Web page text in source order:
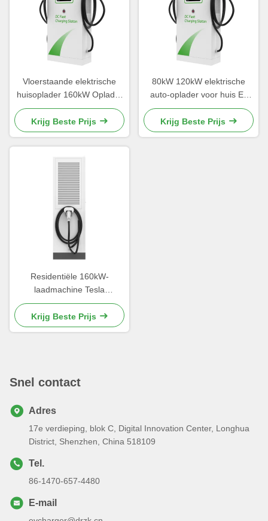
Vloerstaande elektrische
huisoplader 160kW Oplader
Precision Welding
Krijg Beste Prijs
80kW 120kW elektrische
auto-oplader voor huis Ev
Box oplaadstation
Krijg Beste Prijs
Residentiële 160kW-
laadmachine Tesla
Autolaadstations stofdicht
Krijg Beste Prijs
Snel contact
Adres
17e verdieping, blok C, Digital Innovation Center, Longhua
District, Shenzhen, China 518109
Tel.
86-1470-657-4480
E-mail